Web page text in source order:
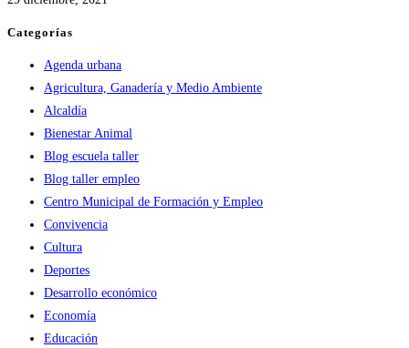
Categorías
Agenda urbana
Agricultura, Ganadería y Medio Ambiente
Alcaldía
Bienestar Animal
Blog escuela taller
Blog taller empleo
Centro Municipal de Formación y Empleo
Convivencia
Cultura
Deportes
Desarrollo económico
Economía
Educación